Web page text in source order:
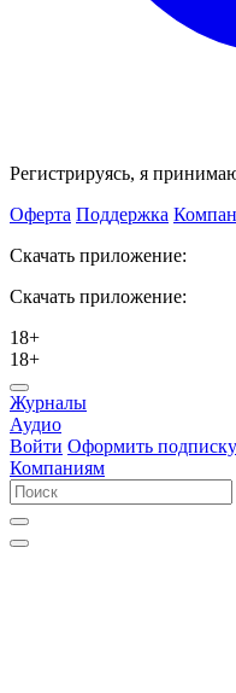
Регистрируясь, я
Оферта Поддержка
Скачать приложение:
Скачать приложение:
18+
18+
Журналы
Аудио
Войти Оформить подписку
Компаниям